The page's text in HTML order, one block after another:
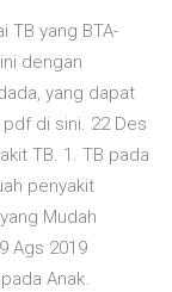
TB yang BTA-
dengan
yang dapat
di sini. 22 Des
TB. 1. TB pada
penyakit
Mudah
Ags 2019
Anak.